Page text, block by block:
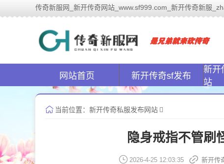
传奇新服网_新开传奇网站_www.sf999.com_新开传奇新服
网站首页 新开传奇sf发布
新开
站
当前位置： 新开传奇私服发布网站
隐身戒指不管刷
2026-4-25 12:03:35 新开传